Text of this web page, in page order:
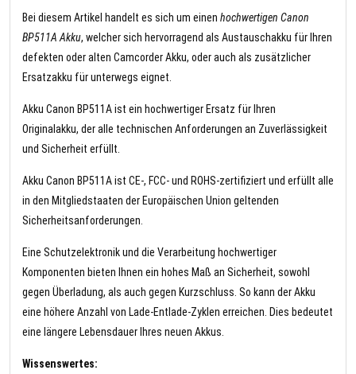
Bei diesem Artikel handelt es sich um einen hochwertigen Canon
BP511A Akku, welcher sich hervorragend als Austauschakku für Ihren
defekten oder alten Camcorder Akku, oder auch als zusätzlicher
Ersatzakku für unterwegs eignet.
Akku Canon BP511A ist ein hochwertiger Ersatz für Ihren
Originalakku, der alle technischen Anforderungen an Zuverlässigkeit
und Sicherheit erfüllt.
Akku Canon BP511A ist CE-, FCC- und ROHS-zertifiziert und erfüllt alle
in den Mitgliedstaaten der Europäischen Union geltenden
Sicherheitsanforderungen.
Eine Schutzelektronik und die Verarbeitung hochwertiger
Komponenten bieten Ihnen ein hohes Maß an Sicherheit, sowohl
gegen Überladung, als auch gegen Kurzschluss. So kann der Akku
eine höhere Anzahl von Lade-Entlade-Zyklen erreichen. Dies bedeutet
eine längere Lebensdauer Ihres neuen Akkus.
Wissenswertes: